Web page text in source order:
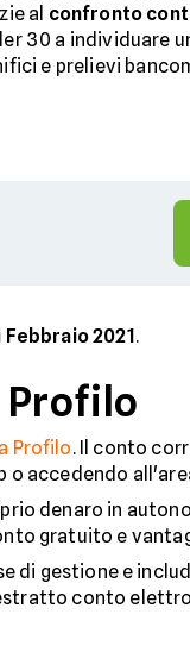
al confronto
30 a individuare
e prelievi
Febbraio 2021.
Profilo
Profilo. Il conto
o accedendo
denaro in
gratuito e
di gestione e
conto